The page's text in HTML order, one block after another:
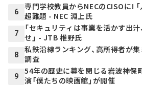
6
専門学校教員からNECのCISOに! 「
超難題 - NEC 淵上氏
7
「セキュリティは事業を活かす出
せ」 - JTB 椎野氏
8
私鉄沿線ランキング、高所得者が
調査
9
54年の歴史に幕を閉じる岩波神保
演「僕たちの映画館」が開催